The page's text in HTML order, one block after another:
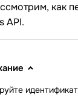
как
API.